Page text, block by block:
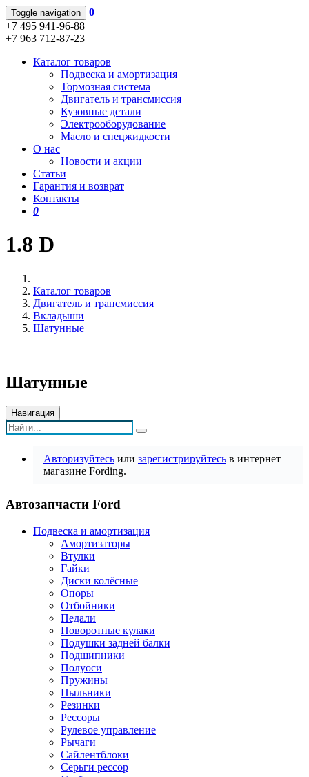
Toggle navigation
0
+7 495 941-96-88
+7 963 712-87-23
Каталог товаров
Подвеска и амортизация
Тормозная система
Двигатель и трансмиссия
Кузовные детали
Электрооборудование
Масло и спецжидкости
О нас
Новости и акции
Статьи
Гарантия и возврат
Контакты
0
1.8 D
Каталог товаров
Двигатель и трансмиссия
Вкладыши
Шатунные
Шатунные
Навигация
Авторизуйтесь или зарегистрируйтесь в интернет
магазине Fording.
Автозапчасти Ford
Подвеска и амортизация
Амортизаторы
Втулки
Гайки
Диски колёсные
Опоры
Отбойники
Педали
Поворотные кулаки
Подушки задней балки
Подшипники
Полуоси
Пружины
Пыльники
Резинки
Рессоры
Рулевое управление
Рычаги
Сайлентблоки
Серьги рессор